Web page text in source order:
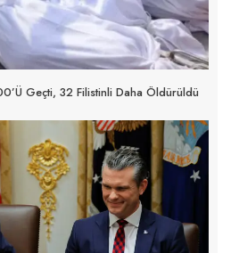
Geçti, 32 Filistinli Daha Öldürüldü